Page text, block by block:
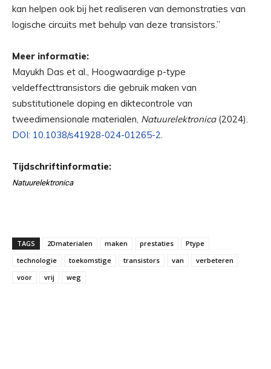
kan helpen ook bij het realiseren van demonstraties van
logische circuits met behulp van deze transistors.”
Meer informatie:
Mayukh Das et al., Hoogwaardige p-type
veldeffecttransistors die gebruik maken van
substitutionele doping en diktecontrole van
tweedimensionale materialen, Natuurelektronica(2024).
DOI: 10.1038/s41928-024-01265-2.
Tijdschriftinformatie:
Natuurelektronica
TAGS 2Dmaterialen maken prestaties
Ptype
technologie
toekomstige transistors van
verbeteren
voor
vrij weg